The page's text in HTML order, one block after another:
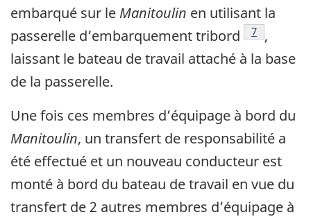
embarqué sur le Manitoulin en utilisant la
passerelle d’embarquement tribord
Note de
7 ,
laissant le bateau de travail attaché à la base
de la passerelle.
Une fois ces membres d’équipage à bord du
Manitoulin, un transfert de responsabilité a
été effectué et un nouveau conducteur est
monté à bord du bateau de travail en vue du
transfert de 2 autres membres d’équipage à